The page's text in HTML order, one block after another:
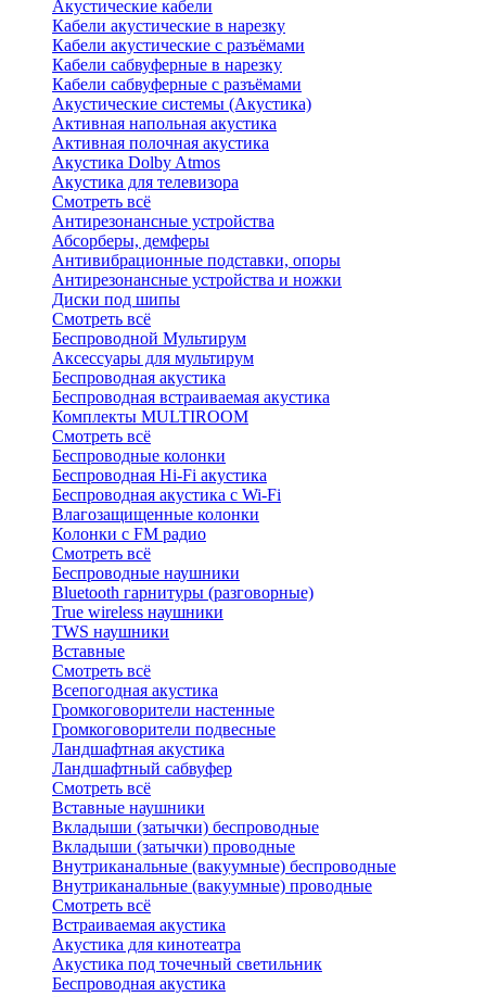
Акустические кабели
Кабели акустические в нарезку
Кабели акустические с разъёмами
Кабели сабвуферные в нарезку
Кабели сабвуферные с разъёмами
Акустические системы (Акустика)
Активная напольная акустика
Активная полочная акустика
Акустика Dolby Atmos
Акустика для телевизора
Смотреть всё
Антирезонансные устройства
Абсорберы, демферы
Антивибрационные подставки, опоры
Антирезонансные устройства и ножки
Диски под шипы
Смотреть всё
Беспроводной Мультирум
Аксессуары для мультирум
Беспроводная акустика
Беспроводная встраиваемая акустика
Комплекты MULTIROOM
Смотреть всё
Беспроводные колонки
Беспроводная Hi-Fi акустика
Беспроводная акустика с Wi-Fi
Влагозащищенные колонки
Колонки с FM радио
Смотреть всё
Беспроводные наушники
Bluetоoth гарнитуры (разговорные)
True wireless наушники
TWS наушники
Вставные
Смотреть всё
Всепогодная акустика
Громкоговорители настенные
Громкоговорители подвесные
Ландшафтная акустика
Ландшафтный сабвуфер
Смотреть всё
Вставные наушники
Вкладыши (затычки) беспроводные
Вкладыши (затычки) проводные
Внутриканальные (вакуумные) беспроводные
Внутриканальные (вакуумные) проводные
Смотреть всё
Встраиваемая акустика
Акустика для кинотеатра
Акустика под точечный светильник
Беспроводная акустика